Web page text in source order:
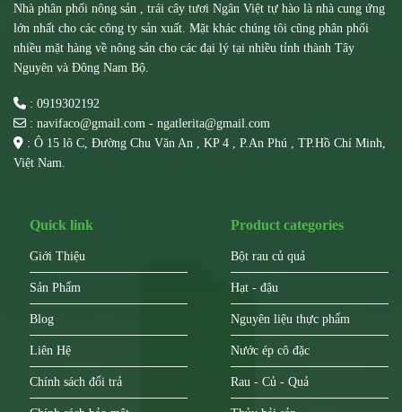
Nhà phân phối nông sản , trái cây tươi Ngân Việt tự hào là nhà cung ứng
lớn nhất cho các công ty sản xuất. Mặt khác chúng tôi cũng phân phối
nhiều mặt hàng về nông sản cho các đại lý tại nhiều tỉnh thành Tây
Nguyên và Đông Nam Bộ.
: 0919302192
: navifaco@gmail.com - ngatlerita@gmail.com
: Ô 15 lô C, Đường Chu Văn An , KP 4 , P.An Phú , TP.Hồ Chí Minh,
Việt Nam.
Quick link
Giới Thiệu
Sản Phẩm
Blog
Liên Hệ
Chính sách đổi trả
Product categories
Bột rau củ quả
Hạt - đậu
Nguyên liệu thực phẩm
Nước ép cô đặc
Rau - Củ - Quả